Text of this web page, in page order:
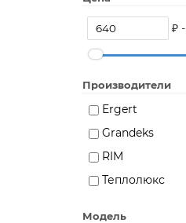
₽ -
Производители
Ergert
Grandeks
RIM
Теплолюкс
Модель